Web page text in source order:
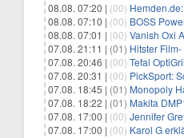
08.08. 07:20 | (00)
08.08. 07:10 | (00) BOSS
08.08. 07:01 | (00) Vanish Oxi
07.08. 21:11 | (01) Hitster
07.08. 20:46 | (00) Tefal
07.08. 20:31 | (00) PickSport:
07.08. 18:45 | (01) Monopoly
07.08. 18:22 | (01) Makita
07.08. 17:00 | (00) Jennifer
07.08. 17:00 | (00) Karol G